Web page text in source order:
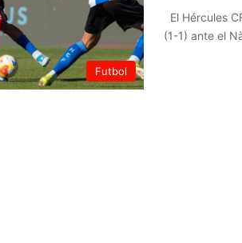
Futbol
El Hércules
(1-1) ante el